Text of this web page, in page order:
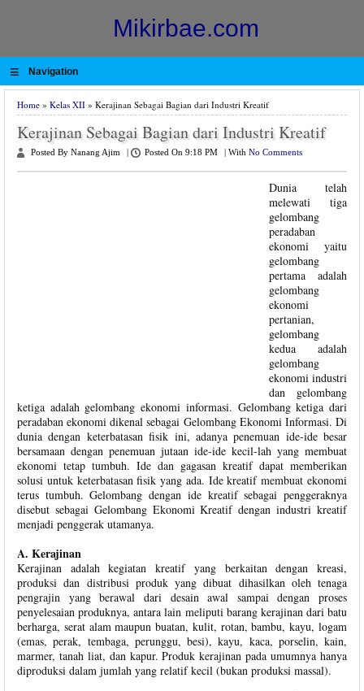
Mikirbae.com
≡ Navigation
Home » Kelas XII » Kerajinan Sebagai Bagian dari Industri Kreatif
Kerajinan Sebagai Bagian dari Industri Kreatif
Posted By Nanang Ajim Posted On 9:18 PM With No Comments
Dunia telah
melewati tiga
gelombang
peradaban
ekonomi yaitu
gelombang
pertama adalah
gelombang
ekonomi
pertanian,
gelombang
kedua adalah
gelombang
ekonomi industri
dan gelombang
ketiga adalah gelombang ekonomi informasi. Gelombang ketiga dari
peradaban ekonomi dikenal sebagai Gelombang Ekonomi Informasi. Di
dunia dengan keterbatasan fisik ini, adanya penemuan ide-ide besar
bersamaan dengan penemuan jutaan ide-ide kecil-lah yang membuat
ekonomi tetap tumbuh. Ide dan gagasan kreatif dapat memberikan
solusi untuk keterbatasan fisik yang ada. Ide kreatif membuat ekonomi
terus tumbuh. Gelombang dengan ide kreatif sebagai penggeraknya
disebut sebagai Gelombang Ekonomi Kreatif dengan industri kreatif
menjadi penggerak utamanya.
A. Kerajinan
Kerajinan adalah kegiatan kreatif yang berkaitan dengan kreasi,
produksi dan distribusi produk yang dibuat dihasilkan oleh tenaga
pengrajin yang berawal dari desain awal sampai dengan proses
penyelesaian produknya, antara lain meliputi barang kerajinan dari batu
berharga, serat alam maupun buatan, kulit, rotan, bambu, kayu, logam
(emas, perak, tembaga, perunggu, besi), kayu, kaca, porselin, kain,
marmer, tanah liat, dan kapur. Produk kerajinan pada umumnya hanya
diproduksi dalam jumlah yang relatif kecil (bukan produksi massal).